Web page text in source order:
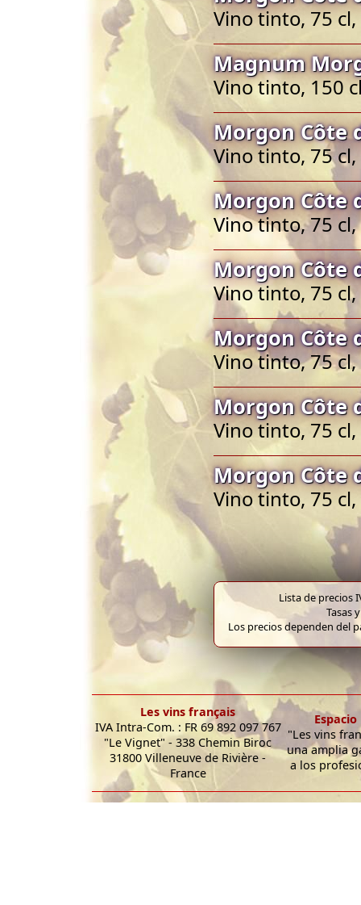
Vino tinto, 75
Magnum
Vino tinto, 150
Morgon Côte
Vino tinto, 75
Morgon Côte
Vino tinto, 75
Morgon Côte
Vino tinto, 75
Morgon Côte
Vino tinto, 75
Morgon Côte
Vino tinto, 75
Morgon Côte
Vino tinto, 75
Lista de precios
Tasas
Los precios dependen del
Les vins français
IVA Intra-Com. : FR 69 892 097 767
"Le Vignet" - 338 Chemin Biroc
31800 Villeneuve de Rivière -
France
"Les vins
una amplia
a los